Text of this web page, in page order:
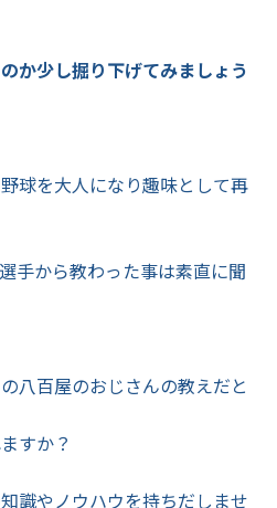
か少し掘り下げてみましょう
球を大人になり趣味として再
手から教わった事は素直に聞
八百屋のおじさんの教えだと
すか？
識やノウハウを持ちだしませ